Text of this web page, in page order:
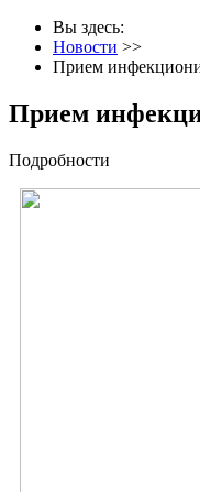
Вы здесь:
Новости >>
Прием
Прием
Подробности